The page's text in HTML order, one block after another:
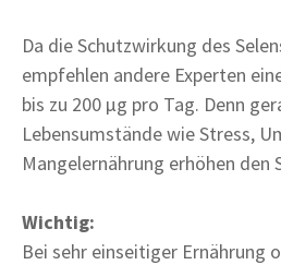
Da die Schutzwirkung des
empfehlen andere Experten
bis zu 200 µg pro Tag. Denn
Lebensumstände wie Stress,
Mangelernährung erhöhen den
Wichtig:
Bei sehr einseitiger Ernährung